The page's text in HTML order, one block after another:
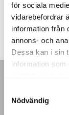
för sociala
vidarebefordrar
information från
annons- och
Dessa kan i sin
information som
Nödvändig
2,795.00